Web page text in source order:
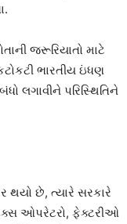
જરૂરિયાતો માટે
ભારતીય ઇંધણ
લગાવીને પરિસ્થિતિને
થયો છે, ત્યારે સરકારે
ઓપરેટરો, ફેક્ટરીઓ